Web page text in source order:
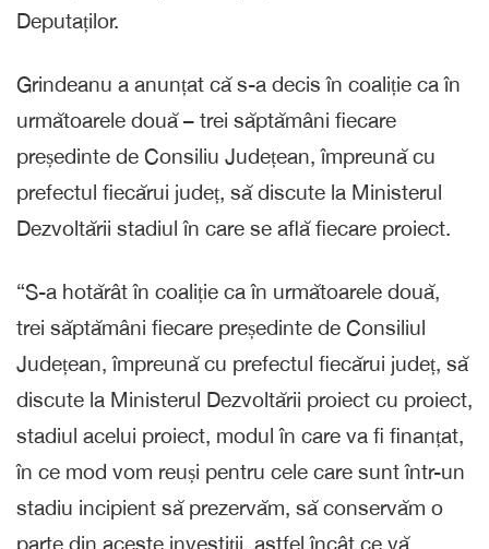
Deputaților.
Grindeanu a anunțat că s-a decis în coaliție ca în
următoarele două – trei săptămâni fiecare
președinte de Consiliu Județean, împreună cu
prefectul fiecărui județ, să discute la Ministerul
Dezvoltării stadiul în care se află fiecare proiect.
“S-a hotărât în coaliție ca în următoarele două,
trei săptămâni fiecare președinte de Consiliul
Județean, împreună cu prefectul fiecărui județ, să
discute la Ministerul Dezvoltării proiect cu proiect,
stadiul acelui proiect, modul în care va fi finanțat,
în ce mod vom reuși pentru cele care sunt într-un
stadiu incipient să prezervăm, să conservăm o
parte din aceste investiții, astfel încât ce vă